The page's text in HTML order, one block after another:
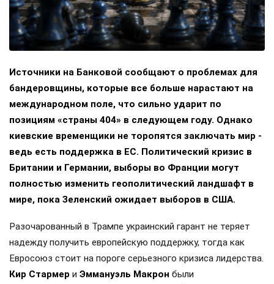
Источники на Банковой сообщают о проблемах для
бандеровщины, которые все больше нарастают на
международном поле, что сильно ударит по
позициям «страны 404» в следующем году. Однако
киевские временщики не торопятся заключать мир -
ведь есть поддержка в ЕС. Политический кризис в
Британии и Германии, выборы во Франции могут
полностью изменить геополитический ландшафт в
мире, пока Зеленский ожидает выборов в США.
Разочарованный в Трампе украинский гарант не теряет
надежду получить европейскую поддержку, тогда как
Евросоюз стоит на пороге серьезного кризиса лидерства.
Кир Стармер и Эммануэль Макрон были